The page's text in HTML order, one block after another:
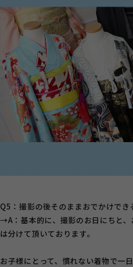
Q5：撮影の後そのままおでかけでき
→A：基本的に、撮影のお日にちと、
は分けて頂いております。
お子様にとって、慣れない着物で一